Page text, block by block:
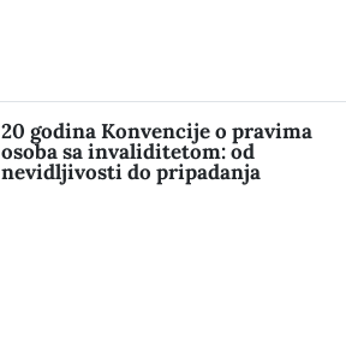
20 godina Konvencije o pravima
osoba sa invaliditetom: od
nevidljivosti do pripadanja